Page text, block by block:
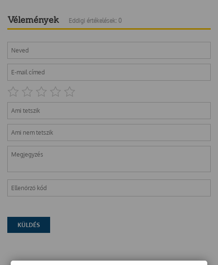
Vélemények Eddigi értékelések: 0